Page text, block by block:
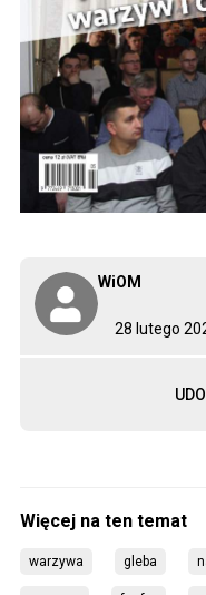
28 lutego
WiOM
warzywa gleba